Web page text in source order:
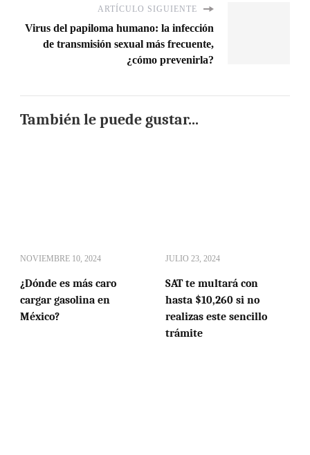
ARTÍCULO SIGUIENTE
Virus del papiloma humano: la infección
de transmisión sexual más frecuente,
¿cómo prevenirla?
También le puede gustar...
NOVIEMBRE 10, 2024
¿Dónde es más caro
cargar gasolina en
México?
JULIO 23, 2024
SAT te multará con
hasta $10,260 si no
realizas este sencillo
trámite